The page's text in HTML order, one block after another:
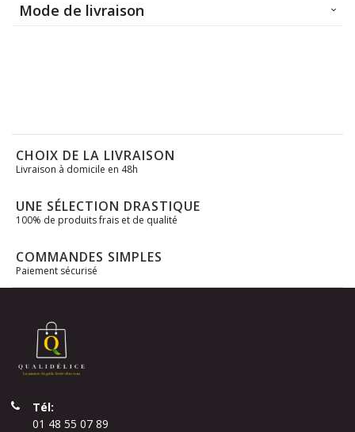
Mode de livraison
CHOIX DE LA LIVRAISON
Livraison à domicile en 48h
UNE SÉLECTION DRASTIQUE
100% de produits frais et de qualité
COMMANDES SIMPLES
Paiement sécurisé
Tél:
01 48 55 07 89